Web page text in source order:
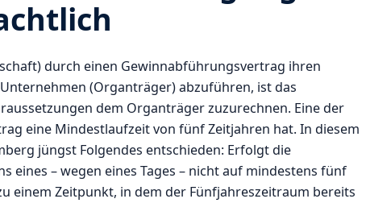
durch einen Gewinnabführungsvertrag ihren
(Organträger) abzuführen, ist das
dem Organträger zuzurechnen. Eine der
eine Mindestlaufzeit von fünf Zeitjahren hat. In diesem
jüngst Folgendes entschieden: Erfolgt die
– wegen eines Tages – nicht auf mindestens fünf
einem Zeitpunkt, in dem der Fünfjahreszeitraum bereits